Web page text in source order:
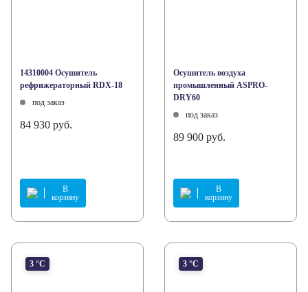
14310004 Осушитель
рефрижераторный RDX-18
под заказ
84 930 руб.
В
корзину
Осушитель воздуха
промышленный ASPRO-
DRY60
под заказ
89 900 руб.
В
корзину
3 °С 3 °С